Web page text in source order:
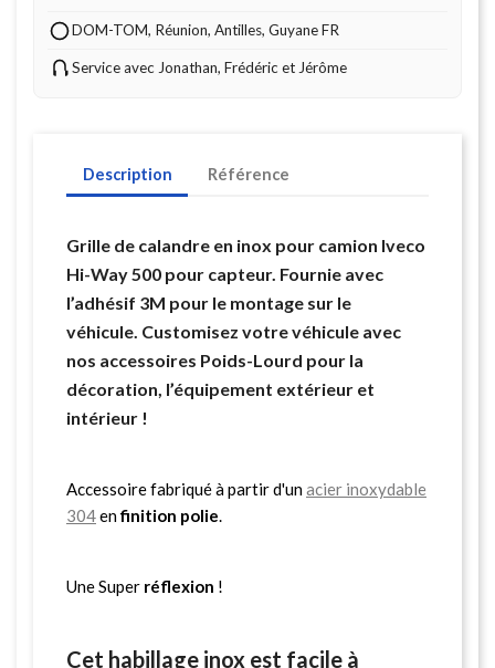
DOM-TOM, Réunion, Antilles, Guyane FR
Service avec Jonathan, Frédéric et Jérôme
Description Référence
Grille de calandre en inox pour camion Iveco
Hi-Way 500 pour capteur. Fournie avec
l’adhésif 3M pour le montage sur le
véhicule. Customisez votre véhicule avec
nos accessoires Poids-Lourd pour la
décoration, l’équipement extérieur et
intérieur !
Accessoire fabriqué à partir d'unacier inoxydable
304enfinition polie.
Une Super réflexion !
Cet habillage inox est facile à